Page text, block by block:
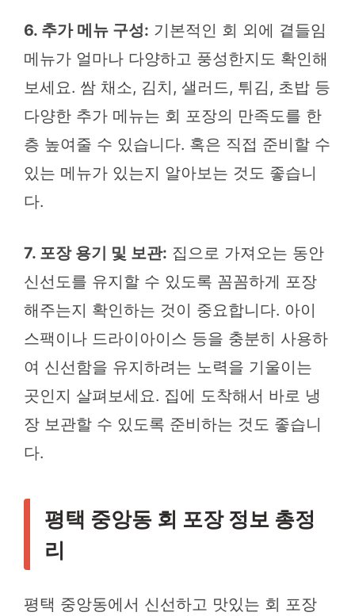
6. 추가 메뉴 구성: 기본적인 회 외에 곁들임
메뉴가 얼마나 다양하고 풍성한지도 확인해
보세요. 쌈 채소, 김치, 샐러드, 튀김, 초밥 등
다양한 추가 메뉴는 회 포장의 만족도를 한
층 높여줄 수 있습니다. 혹은 직접 준비할 수
있는 메뉴가 있는지 알아보는 것도 좋습니
다.
7. 포장 용기 및 보관: 집으로 가져오는 동안
신선도를 유지할 수 있도록 꼼꼼하게 포장
해주는지 확인하는 것이 중요합니다. 아이
스팩이나 드라이아이스 등을 충분히 사용하
여 신선함을 유지하려는 노력을 기울이는
곳인지 살펴보세요. 집에 도착해서 바로 냉
장 보관할 수 있도록 준비하는 것도 좋습니
다.
평택 중앙동 회 포장 정보 총정
리
평택 중앙동에서 신선하고 맛있는 회 포장